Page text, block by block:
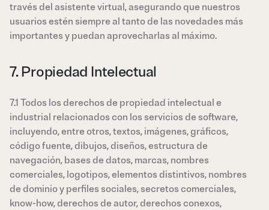
través del asistente virtual, asegurando que nuestros
usuarios estén siempre al tanto de las novedades más
importantes y puedan aprovecharlas al máximo.
7. Propiedad Intelectual
7.1 Todos los derechos de propiedad intelectual e
industrial relacionados con los servicios de software,
incluyendo, entre otros, textos, imágenes, gráficos,
código fuente, dibujos, diseños, estructura de
navegación, bases de datos, marcas, nombres
comerciales, logotipos, elementos distintivos, nombres
de dominio y perfiles sociales, secretos comerciales,
know-how, derechos de autor, derechos conexos,